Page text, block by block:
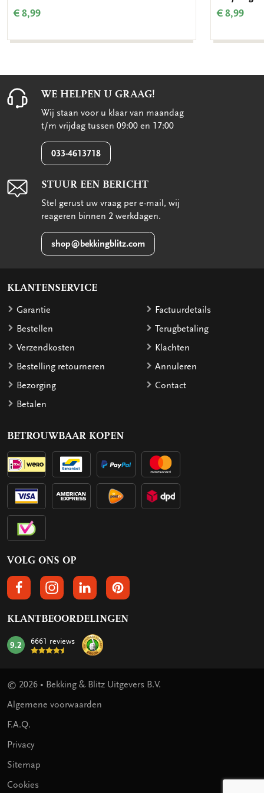
€ 8,99 € 8,99
WE HELPEN U GRAAG!
Wij staan voor u klaar van maandag
t/m vrijdag tussen 09:00 en 17:00
033-4613718
STUUR EEN BERICHT
Stel gerust uw vraag per e-mail, wij
reageren binnen 2 werkdagen.
shop@bekkingblitz.com
KLANTENSERVICE
Garantie
Bestellen
Verzendkosten
Bestelling retourneren
Bezorging
Betalen
Factuurdetails
Terugbetaling
Klachten
Annuleren
Contact
BETROUWBAAR KOPEN
VOLG ONS OP
VOLGS ONS OP FACEBOOK
VOLG ONS OP INSTAGRAM
VOLG ONS OP LINKEDIN
VOLG ONS OP PINTEREST
KLANTBEOORDELINGEN
mark:
9.2 6661 reviews
© 2026 • Bekking & Blitz Uitgevers B.V.
Algemene voorwaarden
F.A.Q.
Privacy
Sitemap
Cookies